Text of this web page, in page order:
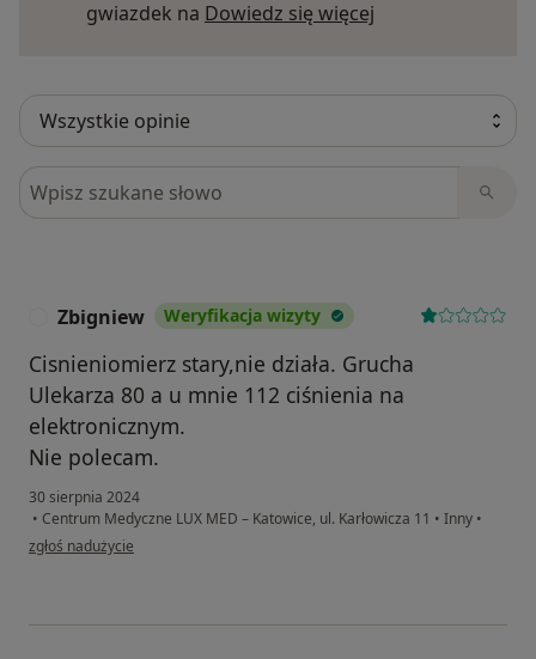
gwiazdek na Dowiedz się więcej
Szukaj w opiniach
Zbigniew Weryfikacja wizyty
Cisnieniomierz stary,nie działa. Grucha
Ulekarza 80 a u mnie 112 ciśnienia na
elektronicznym.
Nie polecam.
30 sierpnia 2024
• Centrum Medyczne LUX MED – Katowice, ul. Karłowicza 11 • Inny •
w opinii użytkownika Zbigniew
zgłoś nadużycie